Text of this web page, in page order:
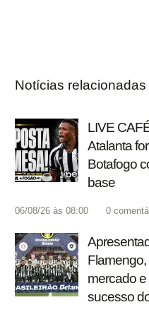
Notícias relacionadas
LIVE
Atalanta
Botafogo
base
06/08/26 às 08:00 0
mercado
sucesso